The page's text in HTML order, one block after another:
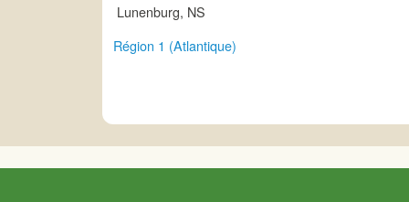
Lunenburg, NS
Région 1 (Atlantique)